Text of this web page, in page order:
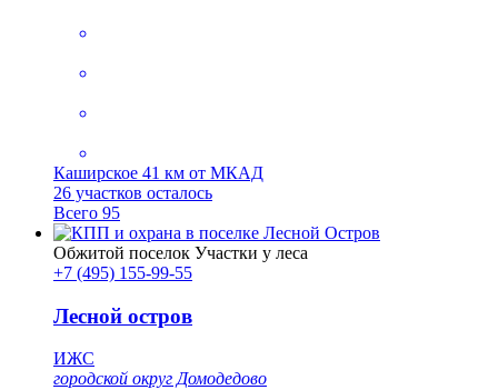
Каширское 41 км от МКАД
26 участков осталось
Всего 95
Обжитой поселок Участки у леса
+7 (495) 155-99-55
Лесной остров
ИЖС
городской округ Домодедово